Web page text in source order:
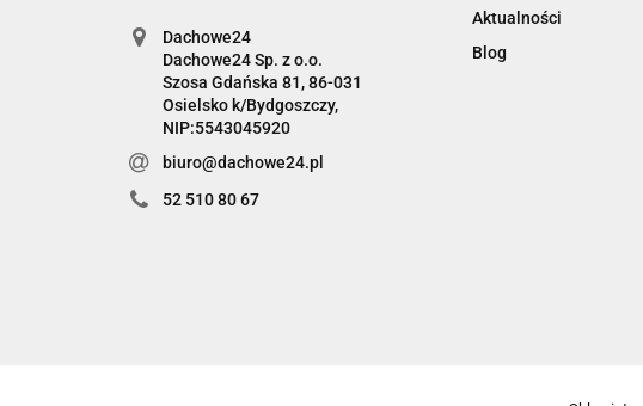
Dachowe24
Dachowe24 Sp. z o.o.
Szosa Gdańska 81, 86-031
Osielsko k/Bydgoszczy,
NIP:5543045920
biuro@dachowe24.pl
52 510 80 67
Aktualności
Blog